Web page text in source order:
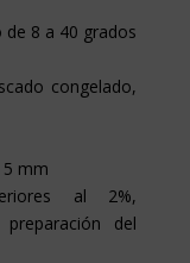
8 a 40 grados
congelado,
mm
al 2%,
del